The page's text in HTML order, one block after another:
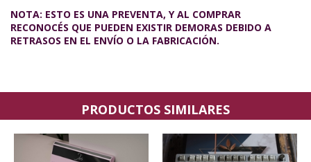
NOTA: ESTO ES UNA PREVENTA, Y AL COMPRAR
RECONOCÉS QUE PUEDEN EXISTIR DEMORAS DEBIDO A
RETRASOS EN EL ENVÍO O LA FABRICACIÓN.
PRODUCTOS SIMILARES